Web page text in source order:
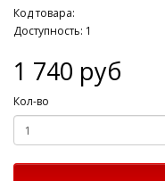
Код товара:
Доступность: 1
1 740 руб
Кол-во